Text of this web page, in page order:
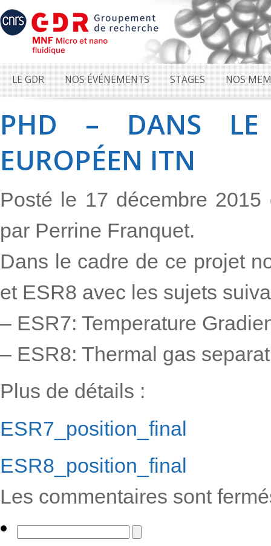
LE GDR NOS ÉVÉNEMENTS STAGES NOS
PHD – DANS LE
EUROPÉEN ITN
Posté le 17 décembre
par Perrine Franquet.
Dans le cadre de ce projet
et ESR8 avec les sujets
– ESR7: Temperature
– ESR8: Thermal gas
Plus de détails :
ESR7_position_final
ESR8_position_final
Les commentaires sont